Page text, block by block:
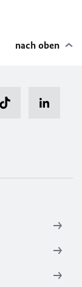
nach oben